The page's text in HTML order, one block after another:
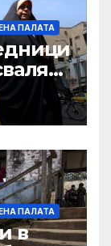
ПАЛАТА
мир
ПАЛАТА
в